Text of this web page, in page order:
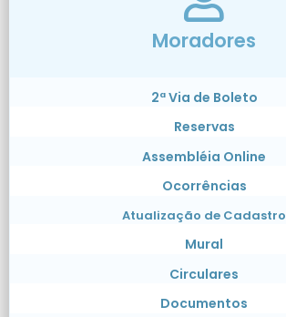
Moradores
2ª Via de Boleto
Reservas
Assembléia Online
Ocorrências
Atualização de Cadastro
Mural
Circulares
Documentos